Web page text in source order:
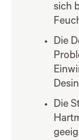
sich
Die
Die